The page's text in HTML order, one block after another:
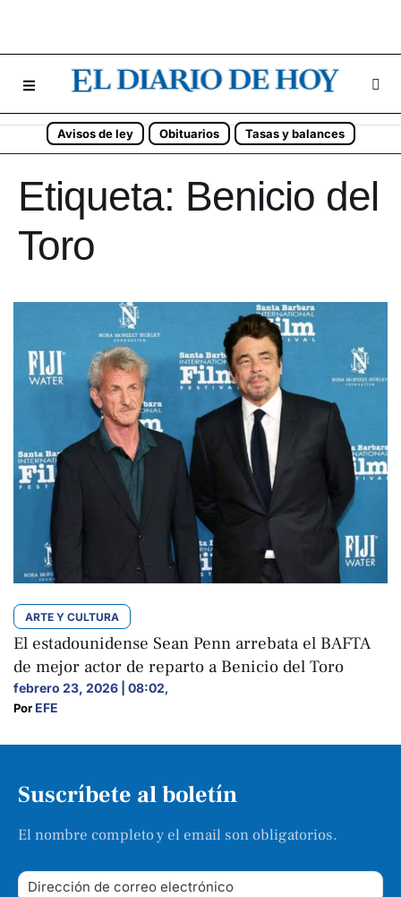
Avisos de ley Obituarios Tasas y balances
Etiqueta: Benicio del
Toro
ARTE Y CULTURA
El estadounidense Sean Penn arrebata el BAFTA
de mejor actor de reparto a Benicio del Toro
febrero 23, 2026 | 08:02,
Por EFE
Suscríbete al boletín
El nombre completo y el email son obligatorios.